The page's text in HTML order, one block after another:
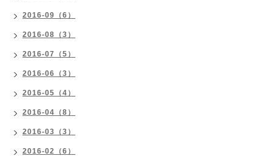
2016-09（6）
2016-08（3）
2016-07（5）
2016-06（3）
2016-05（4）
2016-04（8）
2016-03（3）
2016-02（6）